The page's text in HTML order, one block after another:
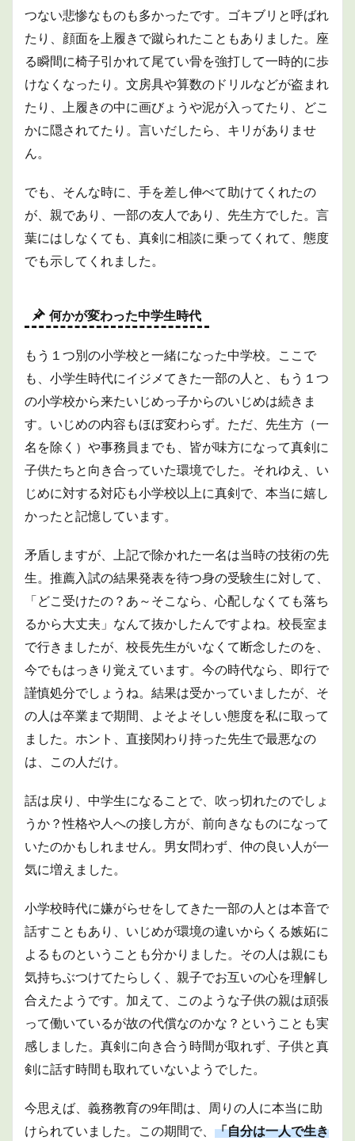
何か
が変
わっ
学生
時代
2
の転
なっ
校時
～音
楽と
の出
会い
いじ
めか
放さ
れ、
い思
い出
にあ
ふれ
校生
活
3
びの
大学
時代
～音
楽し
さ／
れる
こと
の実
感～
3.1
CMか
らの
3.2
頼ら
れる
こと
の実
4
就職
後
～バ
と天
国と
地獄
～
4.1
事件
が起
社会
目
つない悲惨なものも多かったです。ゴキブリと呼ばれ
たり、顔面を上履きで蹴られたこともありました。座
る瞬間に椅子引かれて尾てい骨を強打して一時的に歩
けなくなったり。文房具や算数のドリルなどが盗まれ
たり、上履きの中に画びょうや泥が入ってたり、どこ
かに隠されてたり。言いだしたら、キリがありませ
ん。
でも、そんな時に、手を差し伸べて助けてくれたの
が、親であり、一部の友人であり、先生方でした。言
葉にはしなくても、真剣に相談に乗ってくれて、態度
でも示してくれました。
何かが変わった中学生時代
もう１つ別の小学校と一緒になった中学校。ここで
も、小学生時代にイジメてきた一部の人と、もう１つ
の小学校から来たいじめっ子からのいじめは続きま
す。いじめの内容もほぼ変わらず。ただ、先生方（一
名を除く）や事務員までも、皆が味方になって真剣に
子供たちと向き合っていた環境でした。それゆえ、い
じめに対する対応も小学校以上に真剣で、本当に嬉し
かったと記憶しています。
矛盾しますが、上記で除かれた一名は当時の技術の先
生。推薦入試の結果発表を待つ身の受験生に対して、
「どこ受けたの？あ～そこなら、心配しなくても落ち
るから大丈夫」なんて抜かしたんですよね。校長室ま
で行きましたが、校長先生がいなくて断念したのを、
今でもはっきり覚えています。今の時代なら、即行で
謹慎処分でしょうね。結果は受かっていましたが、そ
の人は卒業まで期間、よそよそしい態度を私に取って
ました。ホント、直接関わり持った先生で最悪なの
は、この人だけ。
話は戻り、中学生になることで、吹っ切れたのでしょ
うか？性格や人への接し方が、前向きなものになって
いたのかもしれません。男女問わず、仲の良い人が一
気に増えました。
小学校時代に嫌がらせをしてきた一部の人とは本音で
話すこともあり、いじめが環境の違いからくる嫉妬に
よるものということも分かりました。その人は親にも
気持ちぶつけてたらしく、親子でお互いの心を理解し
合えたようです。加えて、このような子供の親は頑張
って働いているが故の代償なのかな？ということも実
感しました。真剣に向き合う時間が取れず、子供と真
剣に話す時間も取れていないようでした。
今思えば、義務教育の9年間は、周りの人に本当に助
けられていました。この期間で、 「自分は一人で生き